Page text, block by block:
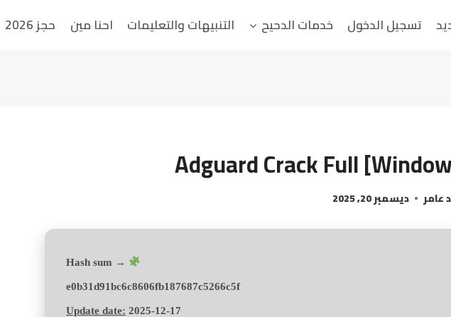
تسجيل الدخول خدمات الدحيح التنبيهات والتعليمات احنا مين حجز 2026
Adguard Crack Full
عامر ديسمبر 20, 2025
Hash sum →
e0b31d91bc6c8606fb187687c5266c5f
Update date: 2025-12-17